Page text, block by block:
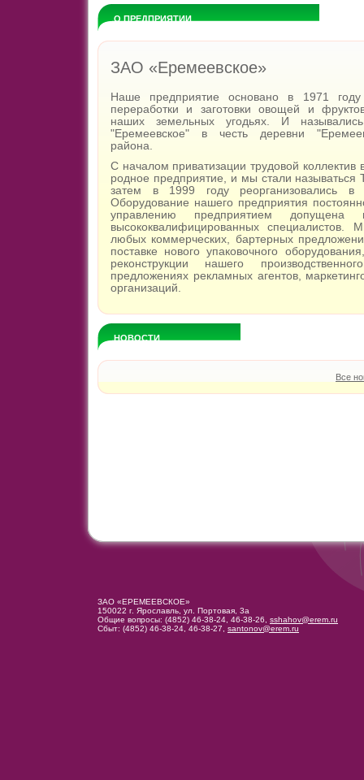
О ПРЕДПРИЯТИИ
ЗАО «Еремеевское»
Наше предприятие основано в 1971 году
переработки и заготовки овощей и
наших земельных угодьях. И
"Еремеевское" в честь деревни
района.
С началом приватизации трудовой коллектив
родное предприятие, и мы стали
затем в 1999 году реорганизовались в
Оборудование нашего предприятия
управлению предприятием допущена
высококвалифицированных специалистов.
любых коммерческих, бартерных
поставке нового упаковочного
реконструкции нашего
предложениях рекламных агентов,
организаций.
НОВОСТИ
Все
ЗАО «ЕРЕМЕЕВСКОЕ»
150022 г. Ярославль, ул. Портовая, 3а
Общие вопросы: (4852) 46-38-24, 46-38-26, sshahov@erem.ru
Сбыт: (4852) 46-38-24, 46-38-27, santonov@erem.ru